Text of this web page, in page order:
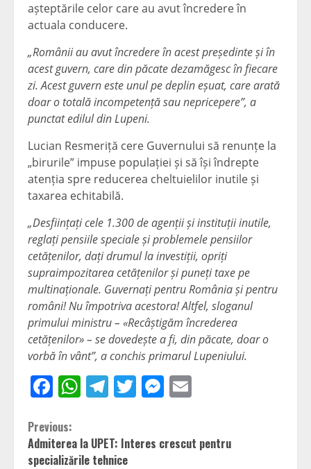
așteptările celor care au avut încredere în
actuala conducere.
„Românii au avut încredere în acest președinte și în
acest guvern, care din păcate dezamăgesc în fiecare
zi. Acest guvern este unul pe deplin eșuat, care arată
doar o totală incompetență sau nepricepere”, a
punctat edilul din Lupeni.
Lucian Resmeriță cere Guvernului să renunțe la
„birurile” impuse populației și să își îndrepte
atenția spre reducerea cheltuielilor inutile și
taxarea echitabilă.
„Desființați cele 1.300 de agenții și instituții inutile,
reglați pensiile speciale și problemele pensiilor
cetățenilor, dați drumul la investiții, opriți
supraimpozitarea cetățenilor și puneți taxe pe
multinaționale. Guvernați pentru România și pentru
români! Nu împotriva acestora! Altfel, sloganul
primului ministru – «Recâștigăm încrederea
cetățenilor» – se dovedește a fi, din păcate, doar o
vorbă în vânt”, a conchis primarul Lupeniului.
Facebook
WhatsApp
Telegram
TwitterMessenger
Continue
Reading
Previous:
Admiterea la UPET: Interes crescut pentru
specializările tehnice